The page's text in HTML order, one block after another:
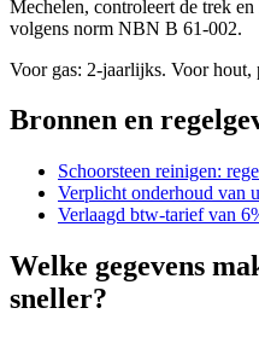
Mechelen, controleert de trek
volgens norm NBN B 61-002.
Voor gas: 2-jaarlijks. Voor hout,
Bronnen en
Schoorsteen reinigen:
Verplicht onderhoud van
Verlaagd btw-tarief van
Welke gegevens
sneller?